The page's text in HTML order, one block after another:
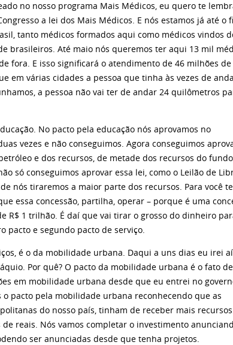
no nosso programa Mais Médicos, eu quero te
a lei dos Mais Médicos. E nós estamos já até o
tanto médicos formados aqui como médicos vindos
brasileiros. Até maio nós queremos ter aqui 13 mil
fora. E isso significará o atendimento de 46 milhões de
em várias cidades a pessoa que tinha às vezes de
a pessoa não vai ter de andar 24 quilômetros
No pacto pela educação nós aprovamos no
vezes e não conseguimos. Agora conseguimos
e dos recursos, de metade dos recursos do fundo
só conseguimos aprovar essa lei, como o Leilão de
nós tiraremos a maior parte dos recursos. Para você
essa concessão, partilha, operar – porque é uma
R$ 1 trilhão. É daí que vai tirar o grosso do dinheiro
pacto e segundo pacto de serviço.
é o da mobilidade urbana. Daqui a uns dias eu irei
Por quê? O pacto da mobilidade urbana é o fato
em mobilidade urbana desde que eu entrei no
pacto pela mobilidade urbana reconhecendo que as
do nosso país, tinham de receber mais
reais. Nós vamos completar o investimento
ser anunciadas desde que tenha projetos.